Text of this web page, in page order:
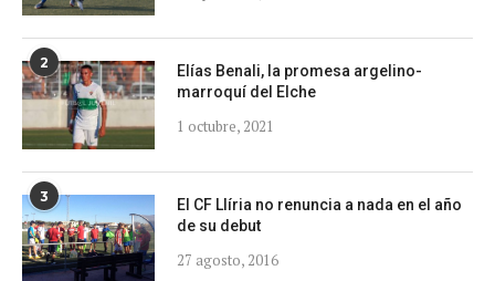
2
Elías Benali, la promesa argelino-
marroquí del Elche
1 octubre, 2021
3
El CF Llíria no renuncia a nada en el año
de su debut
27 agosto, 2016